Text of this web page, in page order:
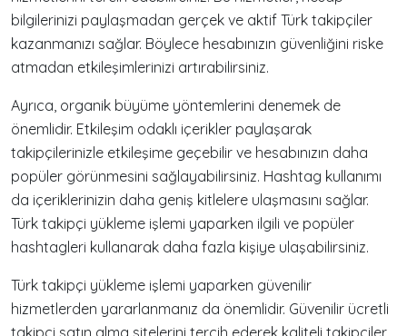
bilgilerinizi paylaşmadan gerçek ve aktif Türk takipçiler
kazanmanızı sağlar. Böylece hesabınızın güvenliğini riske
atmadan etkileşimlerinizi artırabilirsiniz.
Ayrıca, organik büyüme yöntemlerini denemek de
önemlidir. Etkileşim odaklı içerikler paylaşarak
takipçilerinizle etkileşime geçebilir ve hesabınızın daha
popüler görünmesini sağlayabilirsiniz. Hashtag kullanımı
da içeriklerinizin daha geniş kitlelere ulaşmasını sağlar.
Türk takipçi yükleme işlemi yaparken ilgili ve popüler
hashtagleri kullanarak daha fazla kişiye ulaşabilirsiniz.
Türk takipçi yükleme işlemi yaparken güvenilir
hizmetlerden yararlanmanız da önemlidir. Güvenilir ücretli
takipçi satın alma sitelerini tercih ederek kaliteli takipçiler